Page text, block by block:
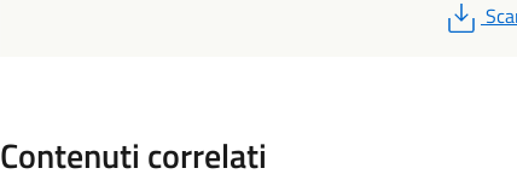
PDF
Contenuti correlati